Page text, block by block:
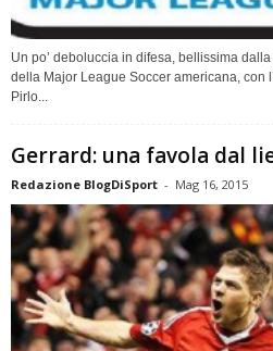
Un po’ deboluccia in difesa, bellissima
della Major League Soccer americana, con
Pirlo...
Gerrard: una favola dal
Redazione BlogDiSport - Mag 16, 2015